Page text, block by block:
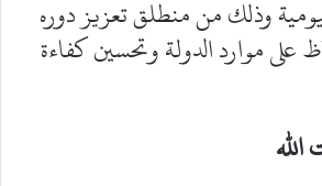
وذلك من منطلق تعزيز دوره
على موارد الدولة وتحسين كفاءة